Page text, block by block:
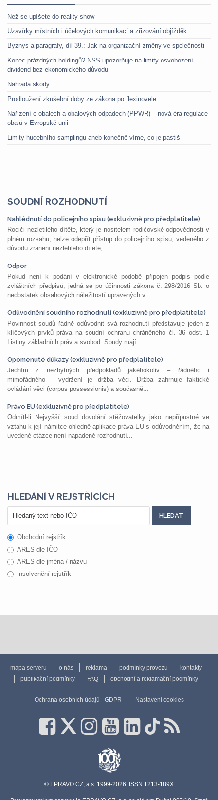
Než se upíšete do reality show
Uzavírky místních i účelových komunikací a zřizování objížděk
Byznys a paragrafy, díl 39.: Jak na organizační změny ve společnosti
Konec prázdných holdingů? NSS upozorňuje na limity osvobození
dividend bez ekonomického důvodu
Náhrada škody
Prodloužení zkušební doby ze zákona po flexinovele
Nařízení o obalech a obalových odpadech (PPWR) – nová éra regulace
obalů v Evropské unii
Limity hudebního samplingu aneb konečně víme, co je pastiš
SOUDNÍ ROZHODNUTÍ
Nahlédnutí do policejního spisu (exkluzivně pro předplatitele)
Rodiči nezletilého dítěte, který je nositelem rodičovské odpovědnosti v
plném rozsahu, nelze odepřít přístup do policejního spisu, vedeného z
důvodu zranění nezletilého dítěte,...
Odpor
Pokud není k podání v elektronické podobě připojen podpis podle
zvláštních předpisů, jedná se po účinnosti zákona č. 298/2016 Sb. o
nedostatek obsahových náležitostí upravených v...
Odůvodnění soudního rozhodnutí (exkluzivně pro předplatitele)
Povinnost soudů řádně odůvodnit svá rozhodnutí představuje jeden z
klíčových prvků práva na soudní ochranu chráněného čl. 36 odst. 1
Listiny základních práv a svobod. Soudy mají...
Opomenuté důkazy (exkluzivně pro předplatitele)
Jedním z nezbytných předpokladů jakéhokoliv – řádného i
mimořádného – vydržení je držba věci. Držba zahrnuje faktické
ovládání věci (corpus possessionis) a současně...
Právo EU (exkluzivně pro předplatitele)
Odmítl-li Nejvyšší soud dovolání stěžovatelky jako nepřípustné ve
vztahu k její námitce ohledně aplikace práva EU s odůvodněním, že na
uvedené otázce není napadené rozhodnutí...
HLEDÁNÍ V REJSTŘÍCÍCH
Obchodní rejstřík
ARES dle IČO
ARES dle jména / názvu
Insolvenční rejstřík
mapa serveru o nás reklama podmínky provozu
kontakty
publikační podmínky
FAQ obchodní a reklamační podmínky
Ochrana osobních údajů - GDPR Nastavení cookies
© EPRAVO.CZ, a.s. 1999-2026, ISSN 1213-189X